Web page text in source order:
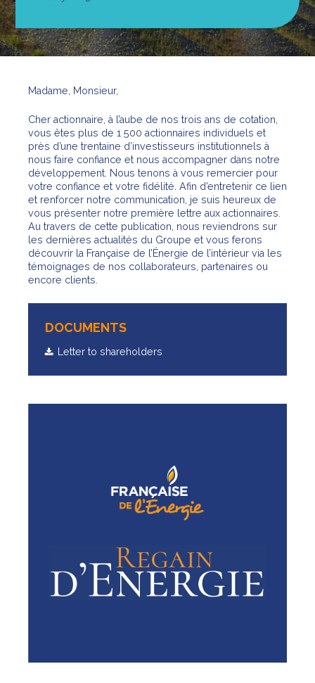
Madame, Monsieur,
Cher actionnaire, à l’aube de nos trois ans de cotation,
vous êtes plus de 1 500 actionnaires individuels et
près d’une trentaine d’investisseurs institutionnels à
nous faire confiance et nous accompagner dans notre
développement. Nous tenons à vous remercier pour
votre confiance et votre fidélité. Afin d’entretenir ce lien
et renforcer notre communication, je suis heureux de
vous présenter notre première lettre aux actionnaires.
Au travers de cette publication, nous reviendrons sur
les dernières actualités du Groupe et vous ferons
découvrir la Française de l’Énergie de l’intérieur via les
témoignages de nos collaborateurs, partenaires ou
encore clients.
DOCUMENTS
Letter to shareholders